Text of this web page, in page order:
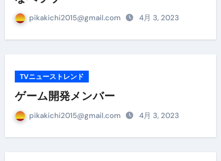
pikakichi2015@gmail.com 4月 3, 2023
TVニューストレンド
ゲーム開発メンバー
pikakichi2015@gmail.com 4月 3, 2023